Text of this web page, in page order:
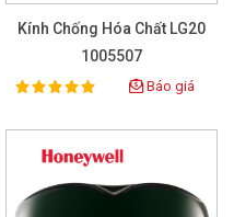
Kính Chống Hóa Chất LG20
1005507
Rating:
100% Báo giá